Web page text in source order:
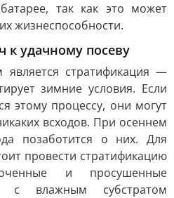
так как это может
жизнеспособности.
к удачному посеву
стратификация —
зимние условия. Если
этому процессу, они могут
всходов. При осеннем
позаботится о них. Для
провести стратификацию
и просушенные
с влажным субстратом